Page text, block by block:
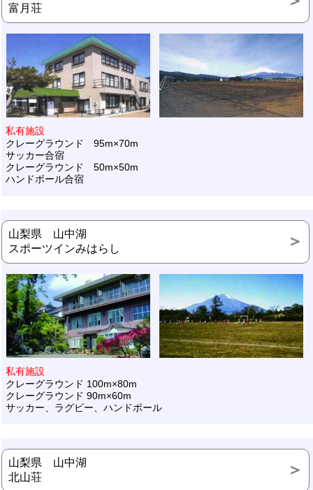
富月荘
私有施設
クレーグラウンド 95m×70m
サッカー合宿
クレーグラウンド 50m×50m
ハンドボール合宿
山梨県 山中湖
スポーツインみはらし
私有施設
クレーグラウンド 100m×80m
クレーグラウンド 90m×60m
サッカー、ラグビー、ハンドボール
山梨県 山中湖
北山荘